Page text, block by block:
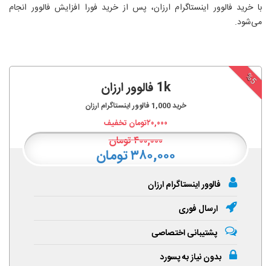
با خرید فالوور اینستاگرام ارزان، پس از خرید فورا افزایش فالوور انجام‌
می‌شود.
%5 1k فالوور ارزان
خرید1,000 فالوور اینستاگرام ارزان
۲۰,۰۰۰تومان تخفیف
۴۰۰,۰۰۰تومان
۳۸۰,۰۰۰ تومان
فالوور اینستاگرام ارزان
ارسال فوری
پشتیبانی اختصاصی
بدون نیاز به پسورد